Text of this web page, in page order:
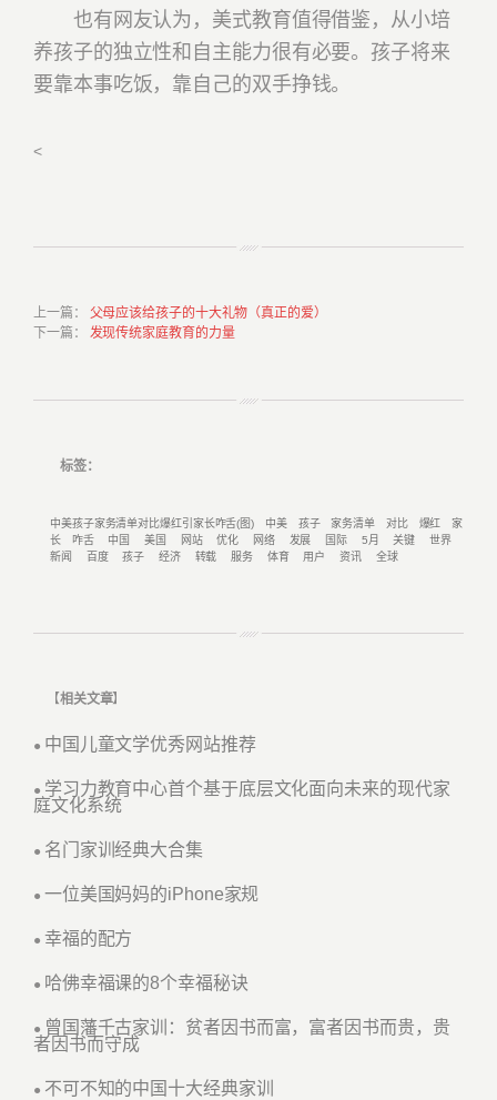
也有网友认为，美式教育值得借鉴，从小培
养孩子的独立性和自主能力很有必要。孩子将来
要靠本事吃饭，靠自己的双手挣钱。
<
上一篇 ：
父母应该给孩子的十大礼物（真正的爱）
下一篇 ： 发现传统家庭教育的力量
标签：
中美孩子家务清单对比爆红引家长咋舌(图) 中美 孩子 家务清单 对比 爆红
家
长
咋舌 中国 美国 网站 优化 网络 发展 国际 5月 关键
世界
新闻
百度 孩子 经济 转载 服务 体育 用户 资讯 全球
【相关文章】
● 中国儿童文学优秀网站推荐
● 学习力教育中心首个基于底层文化面向未来的现代家
庭文化系统
● 名门家训经典大合集
● 一位美国妈妈的iPhone家规
● 幸福的配方
● 哈佛幸福课的8个幸福秘诀
● 曾国藩千古家训：贫者因书而富，富者因书而贵，贵
者因书而守成
● 不可不知的中国十大经典家训